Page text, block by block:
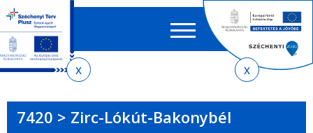
menetrendkeresőhöz
almenühöz
tartalomra
oldaltérképre
EN HU
űrlap
7420 > Zirc-Lókút-Bakonybél